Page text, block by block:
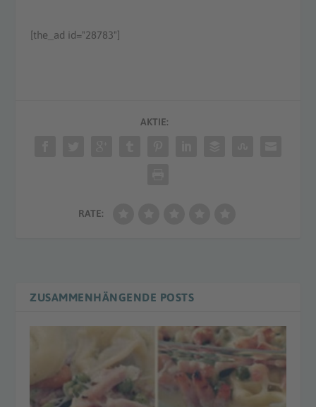
[the_ad id="28783"]
AKTIE:
RATE:
ZUSAMMENHÄNGENDE POSTS